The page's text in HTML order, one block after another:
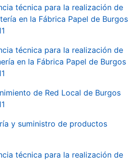
técnica para la realización de
en la Fábrica Papel de Burgos
técnica para la realización de
en la Fábrica Papel de Burgos
de Red Local de Burgos
y suministro de productos
técnica para la realización de